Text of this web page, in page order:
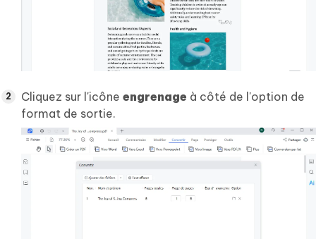
Cliquez sur l'icône engrenage à côté de l'option de
format de sortie.